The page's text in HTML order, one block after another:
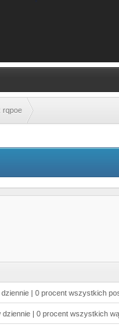
rqpoe
| 0 procent wszystkich
dziennie | 0 procent wszystkich